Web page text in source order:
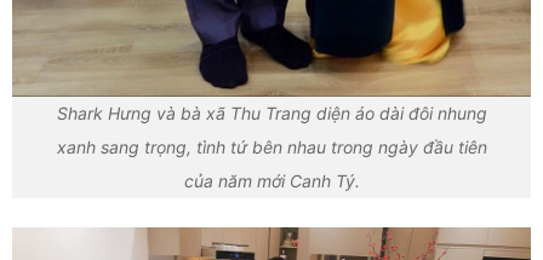
Shark Hưng và bà xã Thu Trang diện áo dài đôi nhung
xanh sang trọng, tình tứ bên nhau trong ngày đầu tiên
của năm mới Canh Tý.